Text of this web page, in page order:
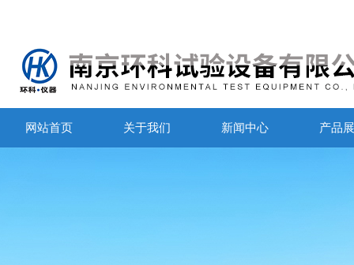
网站首页 关于我们 新闻中心 产品